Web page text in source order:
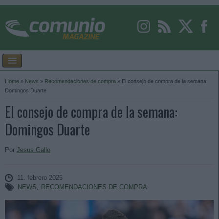
Home » News » Recomendaciones de compra » El consejo de compra de la semana:
Domingos Duarte
El consejo de compra de la semana:
Domingos Duarte
Por Jesus Gallo
11. febrero 2025
NEWS, RECOMENDACIONES DE COMPRA